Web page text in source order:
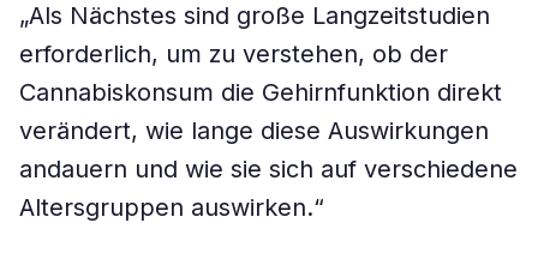
„Als Nächstes sind große Langzeitstudien
erforderlich, um zu verstehen, ob der
Cannabiskonsum die Gehirnfunktion direkt
verändert, wie lange diese Auswirkungen
andauern und wie sie sich auf verschiedene
Altersgruppen auswirken.“